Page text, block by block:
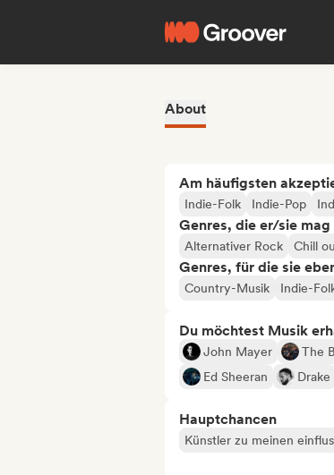
About
Am häufigsten
Indie-Folk Indie-Pop
Genres, die er/sie mag
Alternativer Rock Chill
Genres, für die sie
Country-Musik Indie-
Du möchtest Musik
John Mayer The
Ed Sheeran
Drake
Hauptchancen
Künstler zu meinen